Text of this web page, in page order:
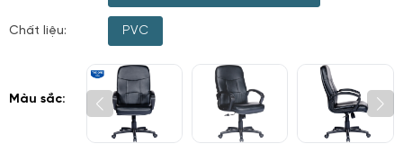
Chất liệu: PVC
Màu sắc: